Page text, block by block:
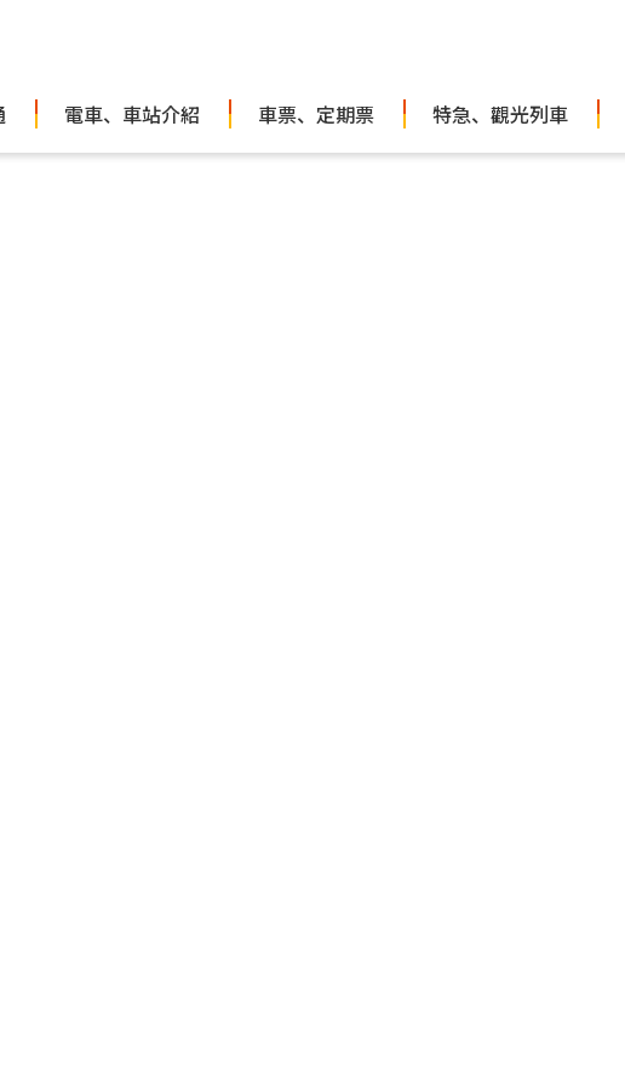
電車、車站介紹 車票、定期票 特急、觀光列車